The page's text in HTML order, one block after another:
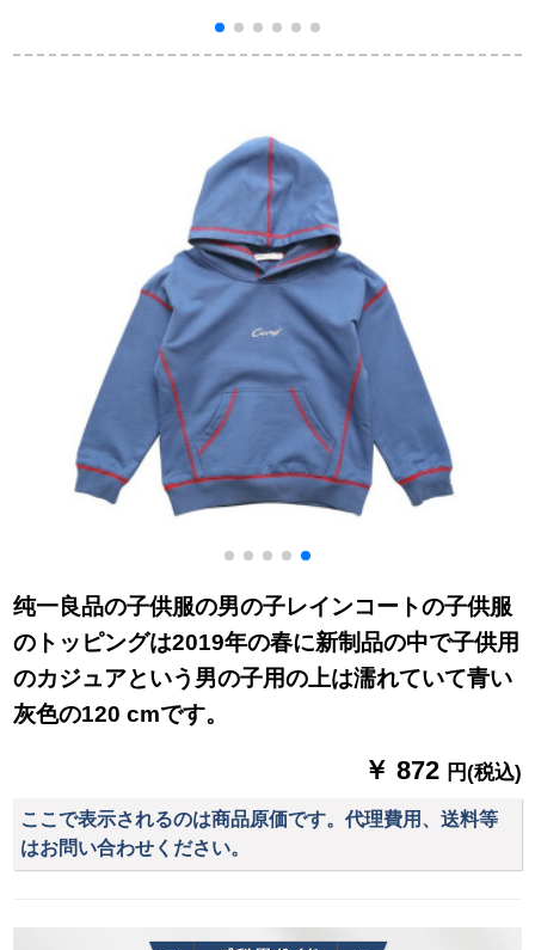
灰色120 cm（S）
ンジ洋风カージュ长
袖ボサム长袖ボツム
います。黒い110サイ
ズの身長は95-105
cmがオースです。
袖中学生カジュア秋
纯一良品の子供服の男の子レインコートの子供服
のトッピングは2019年の春に新制品の中で子供用
のカジュアという男の子用の上は濡れていて青い
灰色の120 cmです。
￥ 872 円(税込)
ここで表示されるのは商品原価です。代理費用、送料等
はお問い合わせください。